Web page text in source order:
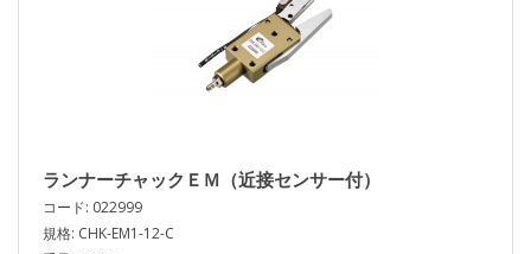
ランナーチャックＥＭ（近接センサー付）
コード: 022999
規格: CHK-EM1-12-C